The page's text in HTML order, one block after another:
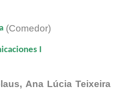
(Comedor)
I
Ana Lúcia Teixeira